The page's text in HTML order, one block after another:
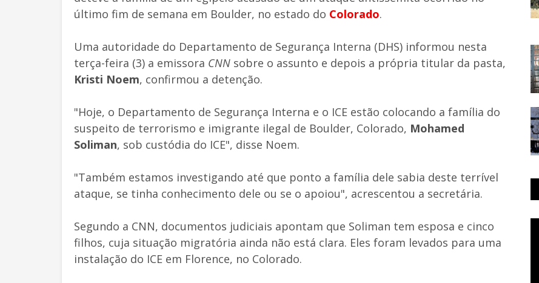
último fim de semana em Boulder, no estado do Colorado.
Uma autoridade do Departamento de Segurança Interna (DHS) informou nesta
terça-feira (3) a emissora CNN sobre o assunto e depois a própria titular da pasta,
Kristi Noem, confirmou a detenção.
"Hoje, o Departamento de Segurança Interna e o ICE estão colocando a família do
suspeito de terrorismo e imigrante ilegal de Boulder, Colorado, Mohamed
Soliman, sob custódia do ICE", disse Noem.
"Também estamos investigando até que ponto a família dele sabia deste terrível
ataque, se tinha conhecimento dele ou se o apoiou", acrescentou a secretária.
Segundo a CNN, documentos judiciais apontam que Soliman tem esposa e cinco
filhos, cuja situação migratória ainda não está clara. Eles foram levados para uma
instalação do ICE em Florence, no Colorado.